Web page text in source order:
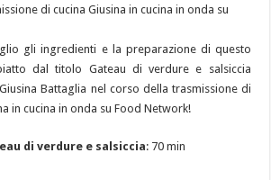
di cucina Giusina in cucina in onda su
gli ingredienti e la preparazione di questo
dal titolo Gateau di verdure e salsiccia
Battaglia nel corso della trasmissione di
in cucina in onda su Food Network!
di verdure e salsiccia: 70 min